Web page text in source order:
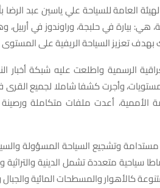
العامة للسياحة علي ياسين عبد
بيارة في حلبجة، وراوندوز في
تعزيز السياحة الريفية على المستوى
الرسمية واطلعت عليه شبكة أخبار
وأجرت كشفا شاملا لجميع القرى
الأممية، أعدت ملفات متكاملة
وتشجيع السياحة المسؤولة
سياحية متعددة تشمل الدينية والتراثية
كالأهوار والمسطحات المائية